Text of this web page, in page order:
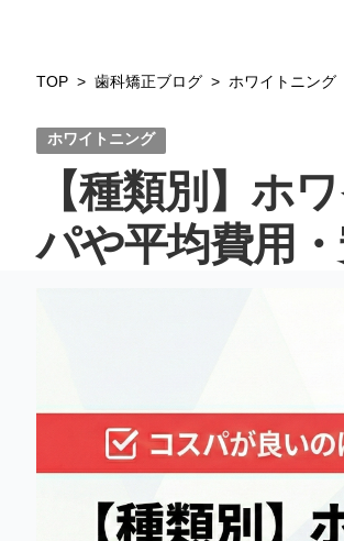
TOP 歯科矯正ブログ ホワイトニング
ホワイトニング
【種類別】ホ
パや平均費用